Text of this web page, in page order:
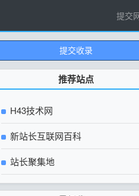
提交
提交收录
推荐站点
H43技术网
新站长互联网百科
站长聚集地